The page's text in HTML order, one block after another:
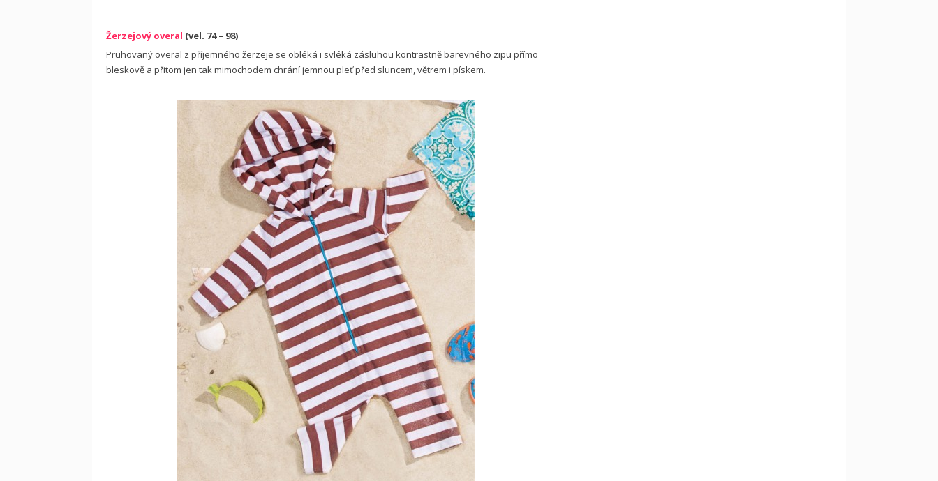
Žerzejový overal (vel. 74 – 98)
Pruhovaný overal z příjemného žerzeje se obléká i svléká zásluhou kontrastně barevného zipu přímo
bleskově a přitom jen tak mimochodem chrání jemnou pleť před sluncem, větrem i pískem.